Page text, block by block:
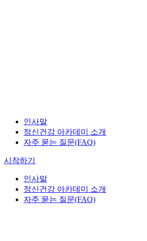
인사말
정신건강 아카데미 소개
자주 묻는 질문(FAQ)
시작하기
인사말
정신건강 아카데미 소개
자주 묻는 질문(FAQ)